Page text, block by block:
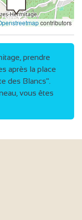
contributors
prendre
après la place
des Blancs".
vous êtes